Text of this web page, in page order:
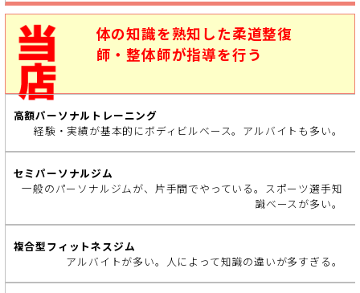
体の知識を熟知した柔道整復
師・整体師が指導を行う
経験・実績が基本的にボディビルベース。アルバイトも多い。
一般のパーソナルジムが、片手間でやっている。スポーツ選手知
識ベースが多い。
アルバイトが多い。人によって知識の違いが多すぎる。